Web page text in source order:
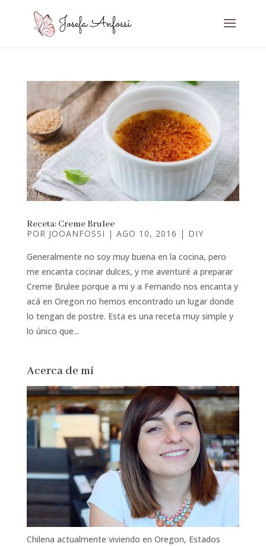
Receta: Creme Brulee
POR JOOANFOSSI | AGO 10, 2016 | DIY
Generalmente no soy muy buena en la cocina, pero
me encanta cocinar dulces, y me aventuré a preparar
Creme Brulee porque a mi y a Fernando nos encanta y
acá en Oregon no hemos encontrado un lugar donde
lo tengan de postre. Esta es una receta muy simple y
lo único que...
Acerca de mí
Chilena actualmente viviendo en Oregon, Estados